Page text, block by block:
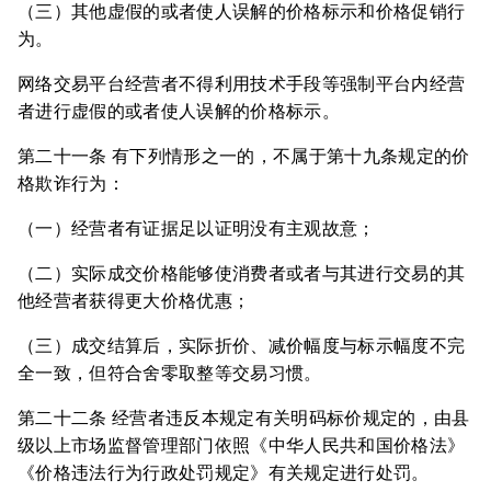
（三）其他虚假的或者使人误解的价格标示和价格促销行
为。
网络交易平台经营者不得利用技术手段等强制平台内经营
者进行虚假的或者使人误解的价格标示。
第二十一条 有下列情形之一的，不属于第十九条规定的价
格欺诈行为：
（一）经营者有证据足以证明没有主观故意；
（二）实际成交价格能够使消费者或者与其进行交易的其
他经营者获得更大价格优惠；
（三）成交结算后，实际折价、减价幅度与标示幅度不完
全一致，但符合舍零取整等交易习惯。
第二十二条 经营者违反本规定有关明码标价规定的，由县
级以上市场监督管理部门依照《中华人民共和国价格法》
《价格违法行为行政处罚规定》有关规定进行处罚。